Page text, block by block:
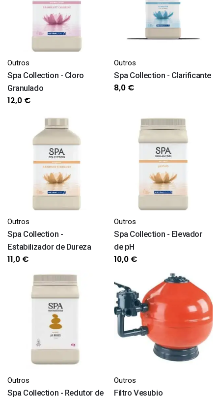
Outros
Spa Collection - Cloro
Granulado
12,0 €
Outros
Spa Collection - Clarificante
8,0 €
Outros
Spa Collection -
Estabilizador de Dureza
11,0 €
Outros
Spa Collection - Elevador
de pH
10,0 €
Outros
Spa Collection - Redutor de
Outros
Filtro Vesubio